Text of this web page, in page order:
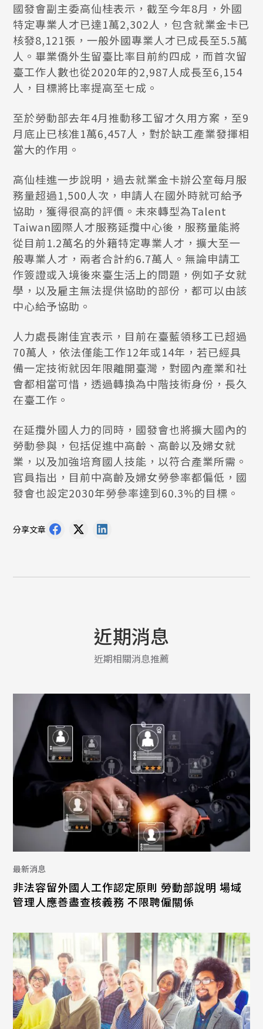
國發會副主委高仙桂表示，截至今年8月，外國
特定專業人才已達1萬2,302人，包含就業金卡已
核發8,121張，一般外國專業人才已成長至5.5萬
人。畢業僑外生留臺比率目前約四成，而首次留
臺工作人數也從2020年的2,987人成長至6,154
人，目標將比率提高至七成。
至於勞動部去年4月推動移工留才久用方案，至9
月底止已核准1萬6,457人，對於缺工產業發揮相
當大的作用。
高仙桂進一步說明，過去就業金卡辦公室每月服
務量超過1,500人次，申請人在國外時就可給予
協助，獲得很高的評價。未來轉型為Talent
Taiwan國際人才服務延攬中心後，服務量能將
從目前1.2萬名的外籍特定專業人才，擴大至一
般專業人才，兩者合計約6.7萬人。無論申請工
作簽證或入境後來臺生活上的問題，例如子女就
學，以及雇主無法提供協助的部份，都可以由該
中心給予協助。
人力處長謝佳宜表示，目前在臺藍領移工已超過
70萬人，依法僅能工作12年或14年，若已經具
備一定技術就因年限離開臺灣，對國內產業和社
會都相當可惜，透過轉換為中階技術身份，長久
在臺工作。
在延攬外國人力的同時，國發會也將擴大國內的
勞動參與，包括促進中高齡、高齡以及婦女就
業，以及加強培育國人技能，以符合產業所需。
官員指出，目前中高齡及婦女勞參率都偏低，國
發會也設定2030年勞參率達到60.3%的目標。
分享文章
近期消息
近期相關消息推薦
最新消息
非法容留外國人工作認定原則 勞動部說明 場域
管理人應善盡查核義務 不限聘僱關係